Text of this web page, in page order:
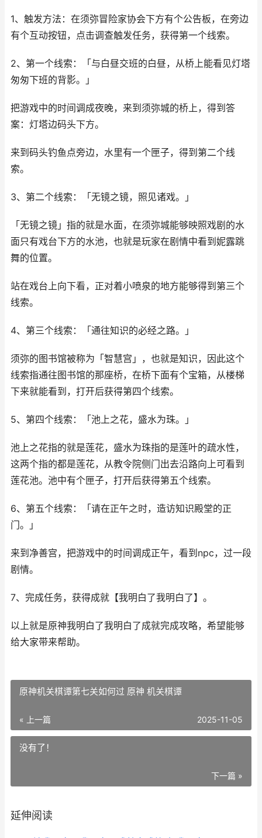
1、触发方法：在须弥冒险家协会下方有个公告板，在旁边
有个互动按钮，点击调查触发任务，获得第一个线索。
2、第一个线索：「与白昼交班的白昼，从桥上能看见灯塔
匆匆下班的背影。」
把游戏中的时间调成夜晚，来到须弥城的桥上，得到答
案：灯塔边码头下方。
来到码头钓鱼点旁边，水里有一个匣子，得到第二个线
索。
3、第二个线索：「无镜之镜，照见诸戏。」
「无镜之镜」指的就是水面，在须弥城能够映照戏剧的水
面只有戏台下方的水池，也就是玩家在剧情中看到妮露跳
舞的位置。
站在戏台上向下看，正对着小喷泉的地方能够得到第三个
线索。
4、第三个线索：「通往知识的必经之路。」
须弥的图书馆被称为「智慧宫」，也就是知识，因此这个
线索指通往图书馆的那座桥，在桥下面有个宝箱，从楼梯
下来就能看到，打开后获得第四个线索。
5、第四个线索：「池上之花，盛水为珠。」
池上之花指的就是莲花，盛水为珠指的是莲叶的疏水性，
这两个指的都是莲花，从教令院侧门出去沿路向上可看到
莲花池。池中有个匣子，打开后获得第五个线索。
6、第五个线索：「请在正午之时，造访知识殿堂的正
门。」
来到净善宫，把游戏中的时间调成正午，看到npc，过一段
剧情。
7、完成任务，获得成就【我明白了我明白了】。
以上就是原神我明白了我明白了成就完成攻略，希望能够
给大家带来帮助。
原神机关棋谭第七关如何过 原神 机关棋谭
« 上一篇 2025-11-05
没有了！
下一篇 »
延伸阅读